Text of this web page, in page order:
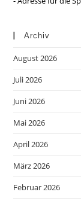
Archiv
August 2026
Juli 2026
Juni 2026
Mai 2026
April 2026
März 2026
Februar 2026